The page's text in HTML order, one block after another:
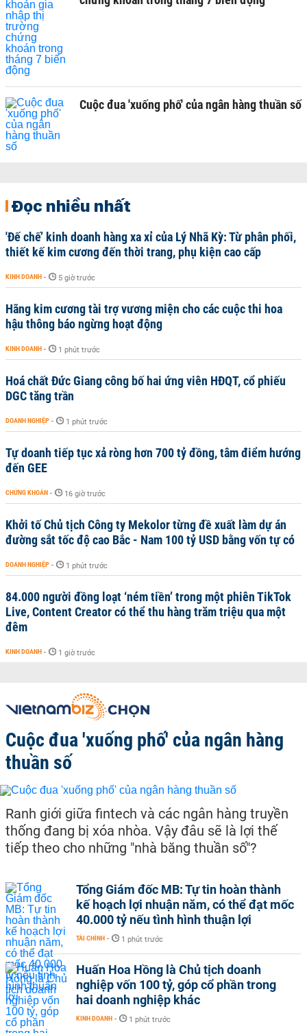
Cuộc đua 'xuống phố' của ngân hàng thuần số
Đọc nhiều nhất
'Đế chế’ kinh doanh hàng xa xỉ của Lý Nhã Kỳ: Từ phân phối,
thiết kế kim cương đến thời trang, phụ kiện cao cấp
KINH DOANH - 5 giờ trước
Hãng kim cương tài trợ vương miện cho các cuộc thi hoa
hậu thông báo ngừng hoạt động
KINH DOANH - 1 phút trước
Hoá chất Đức Giang công bố hai ứng viên HĐQT, cổ phiếu
DGC tăng trần
DOANH NGHIỆP - 1 phút trước
Tự doanh tiếp tục xả ròng hơn 700 tỷ đồng, tâm điểm hướng
đến GEE
CHỨNG KHOÁN - 16 giờ trước
Khởi tố Chủ tịch Công ty Mekolor từng đề xuất làm dự án
đường sắt tốc độ cao Bắc - Nam 100 tỷ USD bằng vốn tự có
DOANH NGHIỆP - 1 phút trước
84.000 người đồng loạt ‘ném tiền’ trong một phiên TikTok
Live, Content Creator có thể thu hàng trăm triệu qua một
đêm
KINH DOANH - 1 giờ trước
Cuộc đua 'xuống phố' của ngân hàng
thuần số
Ranh giới giữa fintech và các ngân hàng truyền
thống đang bị xóa nhòa. Vậy đâu sẽ là lợi thế
tiếp theo cho những "nhà băng thuần số"?
Tổng Giám đốc MB: Tự tin hoàn thành
kế hoạch lợi nhuận năm, có thể đạt mốc
40.000 tỷ nếu tình hình thuận lợi
TÀI CHÍNH - 1 phút trước
Huấn Hoa Hồng là Chủ tịch doanh
nghiệp vốn 100 tỷ, góp cổ phần trong
hai doanh nghiệp khác
KINH DOANH - 1 phút trước